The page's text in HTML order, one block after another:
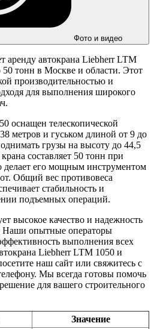
Фото и видео
аренду автокрана Liebherr LTM
50 тонн в Москве и области. Этот
производительностью и
для выполнения широкого
оснащен телескопической
метров и гуськом длиной от 9 до
грузы на высоту до 44,5
составляет 50 тонн при
делает его мощным инструментом
Общий вес противовеса
стабильность и
подъемных операций.
высокое качество и надежность
Наши опытные операторы
выполнения всех
Liebherr LTM 1050 и
наш сайт или свяжитесь с
Мы всегда готовы помочь
для вашего строительного
Значение